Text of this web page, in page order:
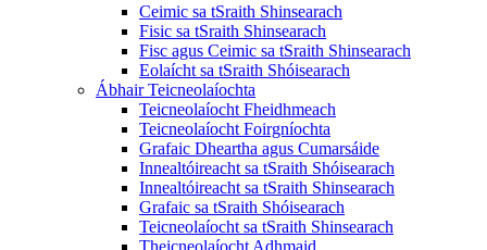
Ceimic sa tSraith Shinsearach
Fisic sa tSraith Shinsearach
Fisc agus Ceimic sa tSraith Shinsearach
Eolaícht sa tSraith Shóisearach
Ábhair Teicneolaíochta
Teicneolaíocht Fheidhmeach
Teicneolaíocht Foirgníochta
Grafaic Dheartha agus Cumarsáide
Innealtóireacht sa tSraith Shóisearach
Innealtóireacht sa tSraith Shinsearach
Grafaic sa tSraith Shóisearach
Teicneolaíocht sa tSraith Shinsearach
Theicneolaíocht Adhmaid